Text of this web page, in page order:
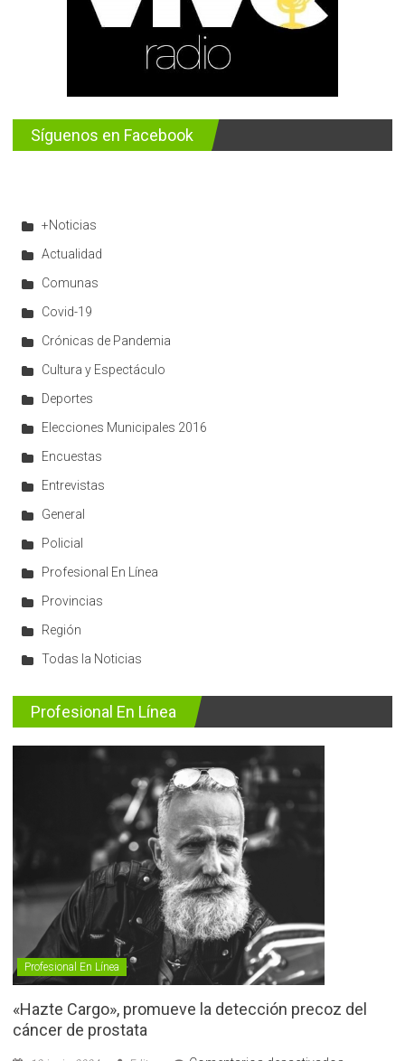
Síguenos en Facebook
+Noticias
Actualidad
Comunas
Covid-19
Crónicas de Pandemia
Cultura y Espectáculo
Deportes
Elecciones Municipales 2016
Encuestas
Entrevistas
General
Policial
Profesional En Línea
Provincias
Región
Todas la Noticias
Profesional En Línea
Profesional En Línea
«Hazte Cargo», promueve la detección precoz del
cáncer de prostata